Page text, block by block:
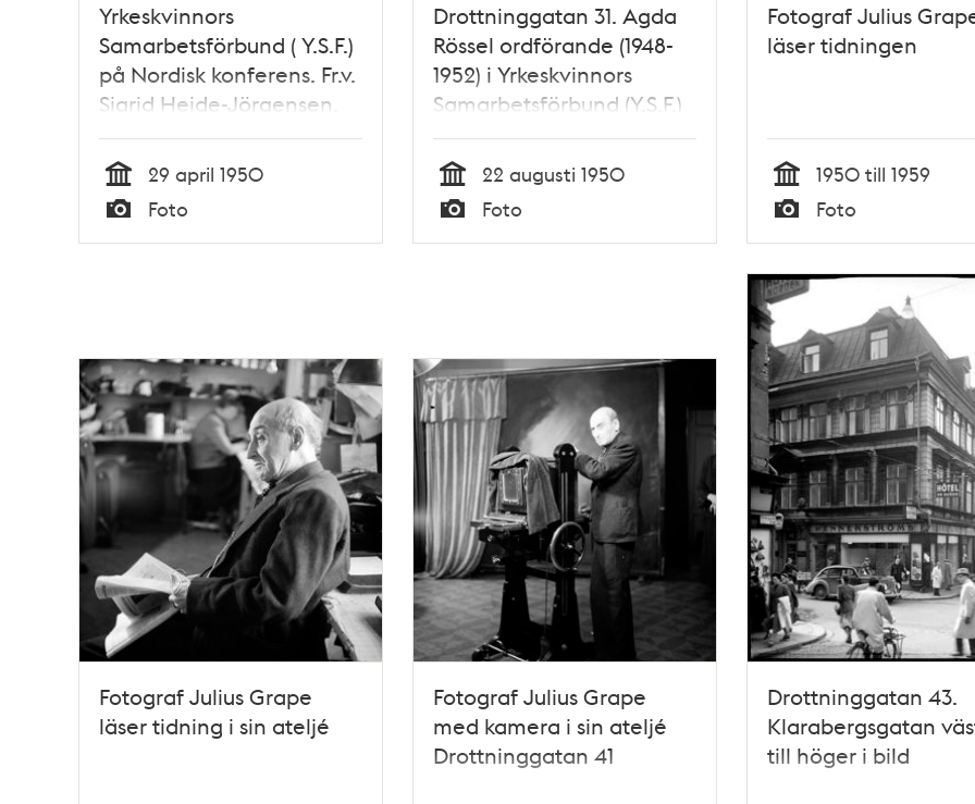
Yrkeskvinnors
Samarbetsförbund ( Y.S.F.)
på Nordisk konferens. Fr.v.
Sigrid Heide-Jörgensen,
Köpenhamn, Bergliot Lie,
Oslo och Agda Rössel,
Stockholm.
Likalönsfrågan
diskuterades
Tid
29 april 1950
Typ
Foto
Drottninggatan 31. Agda
Rössel ordförande (1948-
1952) i Yrkeskvinnors
Samarbetsförbund (Y.S.F.)
Tid
22 augusti 1950
Typ
Foto
Fotograf Julius
läser tidningen
Tid
1950 till 1959
Typ
Foto
Fotograf Julius Grape
läser tidning i sin ateljé
Fotograf Julius Grape
med kamera i sin ateljé
Drottninggatan 41
Drottninggatan 43.
Klarabergsgatan
till höger i bild